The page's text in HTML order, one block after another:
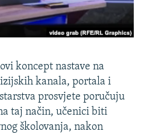
koncept nastave na
kanala, portala i
prosvjete poručuju
taj način, učenici biti
školovanja, nakon